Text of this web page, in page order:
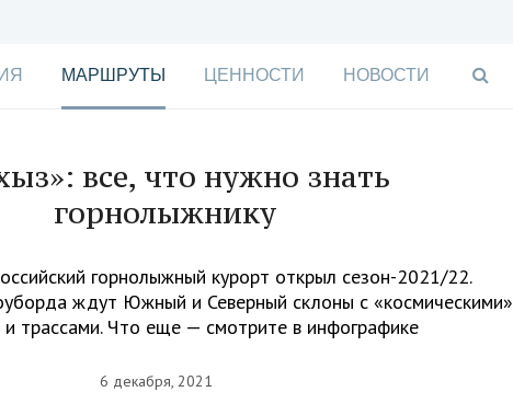
МАРШРУТЫ ЦЕННОСТИ НОВОСТИ
все, что нужно знать
горнолыжнику
горнолыжный курорт открыл сезон-2021/22.
ждут Южный и Северный склоны с «космическими»
и трассами. Что еще — смотрите в инфографике
6 декабря, 2021